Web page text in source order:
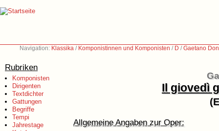
Navigation: Klassika / Komponistinnen und Komponisten / D /Gaetano
Rubriken
Komponisten
Dirigenten
Textdichter
Gattungen
Begriffe
Tempi
Jahrestage
Il giovedì
Allgemeine Angaben zur Oper: